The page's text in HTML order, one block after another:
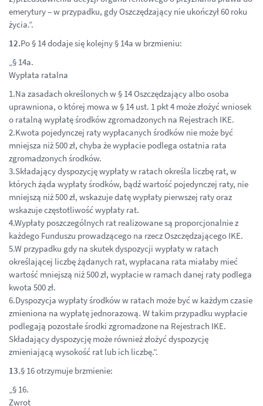
emerytury – w przypadku, gdy Oszczędzający nie ukończył 60 roku
życia.”.
12.Po § 14 dodaje się kolejny § 14a w brzmieniu:
„§ 14a.
Wypłata ratalna
1.Na zasadach określonych w § 14 Oszczędzający albo osoba
uprawniona, o której mowa w § 14 ust. 1 pkt 4 może złożyć wniosek
o ratalną wypłatę środków zgromadzonych na Rejestrach IKE.
2.Kwota pojedynczej raty wypłacanych środków nie może być
mniejsza niż 500 zł, chyba że wypłacie podlega ostatnia rata
zgromadzonych środków.
3.Składający dyspozycję wypłaty w ratach określa liczbę rat, w
których żąda wypłaty środków, bądź wartość pojedynczej raty, nie
mniejszą niż 500 zł, wskazuje datę wypłaty pierwszej raty oraz
wskazuje częstotliwość wypłaty rat.
4.Wypłaty poszczególnych rat realizowane są proporcjonalnie z
każdego Funduszu prowadzącego na rzecz Oszczędzającego IKE.
5.W przypadku gdy na skutek dyspozycji wypłaty w ratach
określającej liczbę żądanych rat, wypłacana rata miałaby mieć
wartość mniejszą niż 500 zł, wypłacie w ramach danej raty podlega
kwota 500 zł.
6.Dyspozycja wypłaty środków w ratach może być w każdym czasie
zmieniona na wypłatę jednorazową. W takim przypadku wypłacie
podlegają pozostałe środki zgromadzone na Rejestrach IKE.
Składający dyspozycję może również złożyć dyspozycję
zmieniającą wysokość rat lub ich liczbę.”.
13.§ 16 otrzymuje brzmienie:
„§ 16.
Zwrot